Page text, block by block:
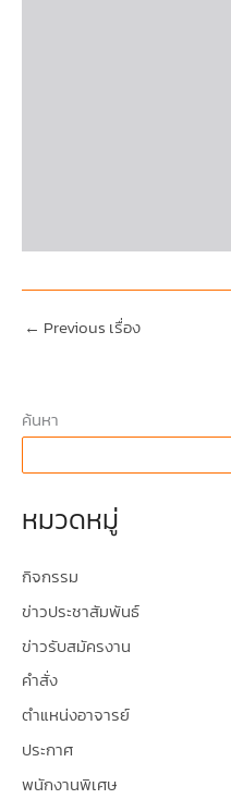
← Previous เรื่อง
ค้นหา
หมวดหมู่
กิจกรรม
ข่าวประชาสัมพันธ์
ข่าวรับสมัครงาน
คำสั่ง
ตำแหน่งอาจารย์
ประกาศ
พนักงานพิเศษ